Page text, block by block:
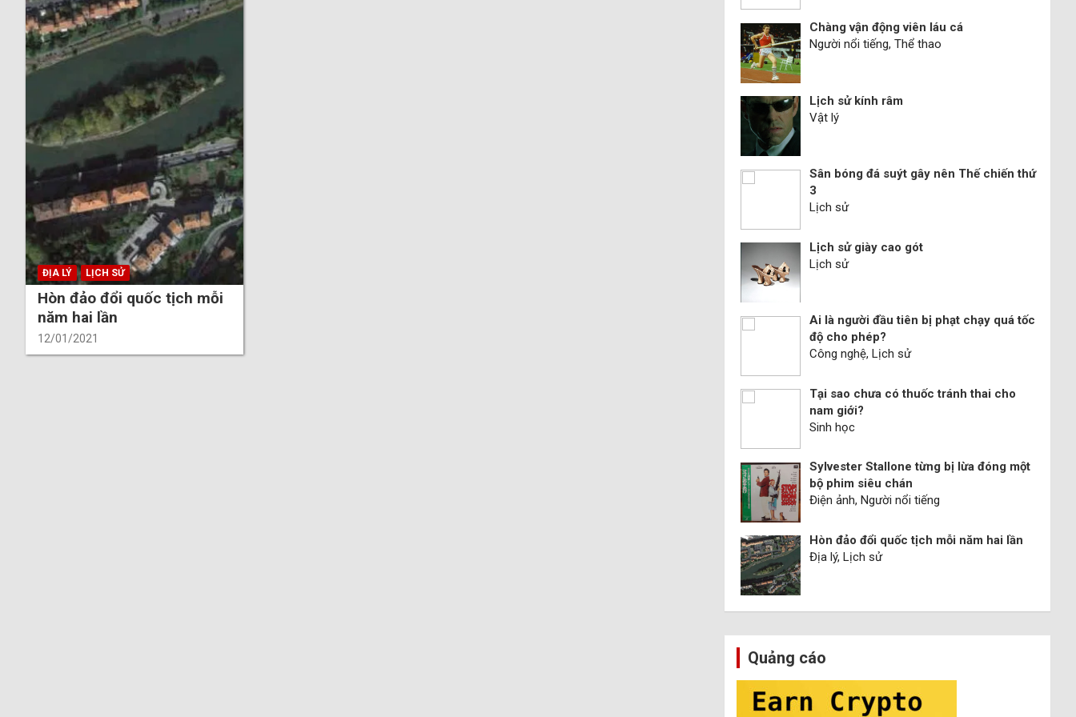
ĐỊA LÝ LỊCH SỬ
Hòn đảo đổi quốc tịch mỗi
năm hai lần
12/01/2021
Chàng vận động viên láu cá
Người nổi tiếng, Thể thao
Lịch sử kính râm
Vật lý
Sân bóng đá suýt gây nên Thế chiến thứ
3
Lịch sử
Lịch sử giày cao gót
Lịch sử
Ai là người đầu tiên bị phạt chạy quá tốc
độ cho phép?
Công nghệ, Lịch sử
Tại sao chưa có thuốc tránh thai cho
nam giới?
Sinh học
Sylvester Stallone từng bị lừa đóng một
bộ phim siêu chán
Điện ảnh, Người nổi tiếng
Hòn đảo đổi quốc tịch mỗi năm hai lần
Địa lý, Lịch sử
Quảng cáo